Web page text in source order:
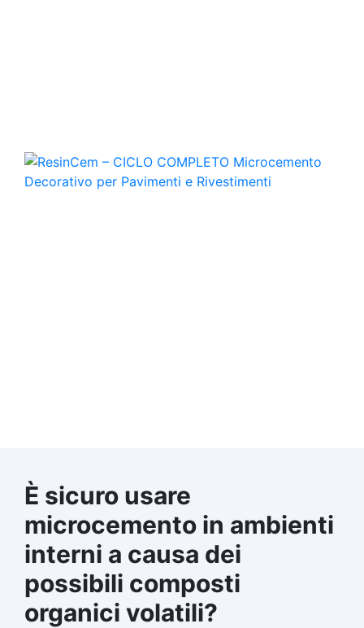
È sicuro usare
microcemento in ambienti
interni a causa dei
possibili composti
organici volatili?